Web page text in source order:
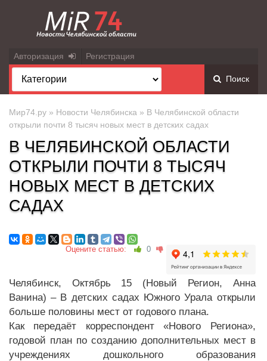
Авторизация Регистрация
Поиск
Мир74.ру » Новости Челябинска » В Челябинской области
открыли почти 8 тысяч новых мест в детских садах
В ЧЕЛЯБИНСКОЙ ОБЛАСТИ
ОТКРЫЛИ ПОЧТИ 8 ТЫСЯЧ
НОВЫХ МЕСТ В ДЕТСКИХ
САДАХ
Оцените статью: 0
Челябинск, Октябрь 15 (Новый Регион, Анна
Ванина) – В детских садах Южного Урала открыли
больше половины мест от годового плана.
Как передаёт корреспондент «Нового Региона»,
годовой план по созданию дополнительных мест в
учреждениях дошкольного образования